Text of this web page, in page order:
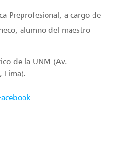
Preprofesional, a cargo de
alumno del maestro
de la UNM (Av.
Lima).